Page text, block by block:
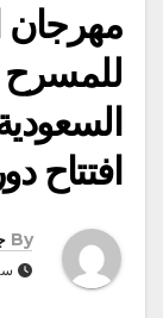
مهرجان
للمسرح
افتتاح
By